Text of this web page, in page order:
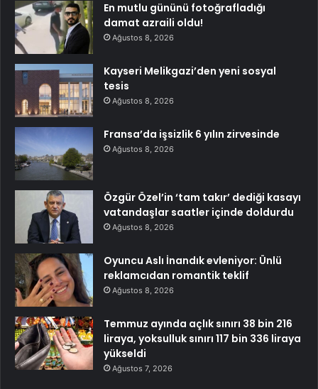
En mutlu gününü fotoğrafladığı
damat azraili oldu!
Ağustos 8, 2026
Kayseri Melikgazi’den yeni sosyal
tesis
Ağustos 8, 2026
Fransa’da işsizlik 6 yılın zirvesinde
Ağustos 8, 2026
Özgür Özel’in ‘tam takır’ dediği kasayı
vatandaşlar saatler içinde doldurdu
Ağustos 8, 2026
Oyuncu Aslı İnandık evleniyor: Ünlü
reklamcıdan romantik teklif
Ağustos 8, 2026
Temmuz ayında açlık sınırı 38 bin 216
liraya, yoksulluk sınırı 117 bin 336 liraya
yükseldi
Ağustos 7, 2026